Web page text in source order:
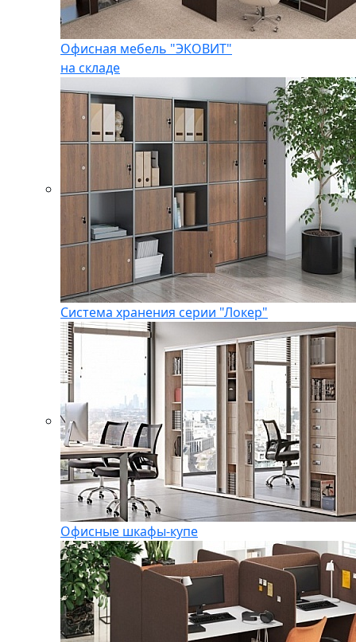
Офисная мебель "ЭКОВИТ"
на складе
Система хранения серии "Локер"
Офисные шкафы-купе